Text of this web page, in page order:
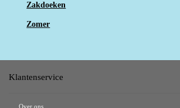
Zakdoeken
Zomer
Klantenservice